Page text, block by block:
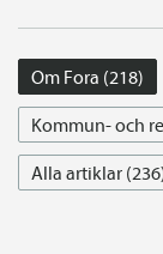
Om Fora (218)
Kommun- och
Alla artiklar